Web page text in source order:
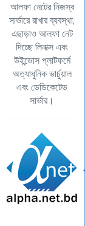
আলফা নেটের নিজস্ব
সার্ভারে রাখার ব্যবস্থা,
এছাড়াও আলফা নেট
দিচ্ছে লিনাক্স এবং
উইন্ডোস প্লাটফর্মে
অত্যাধুনিক ভার্চুয়াল
এবং ডেডিকেটেড
সার্ভার।